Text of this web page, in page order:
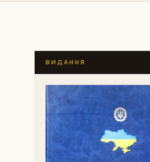
ВИДАННЯ